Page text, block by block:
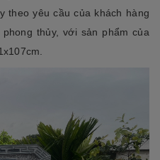
theo yêu cầu của khách hàng
thủy, với sản phẩm của